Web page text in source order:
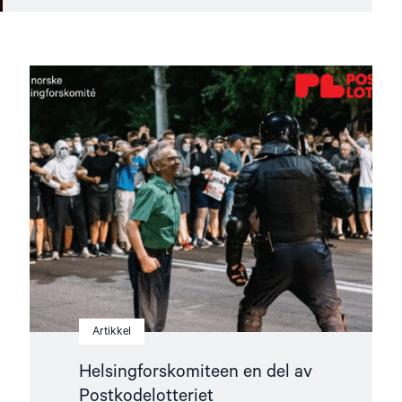
Artikkel
Helsingforskomiteen en del av
Postkodelotteriet
Read
article
"Helsingforskomiteen
del
av
Postkodelotteriet"